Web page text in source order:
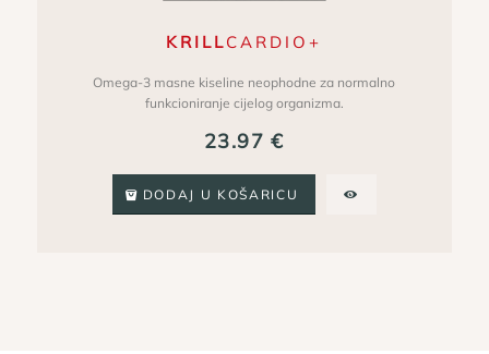
KRILLCARDIO+
Omega-3 masne kiseline neophodne za normalno
funkcioniranje cijelog organizma.
23.97€
DODAJ U KOŠARICU